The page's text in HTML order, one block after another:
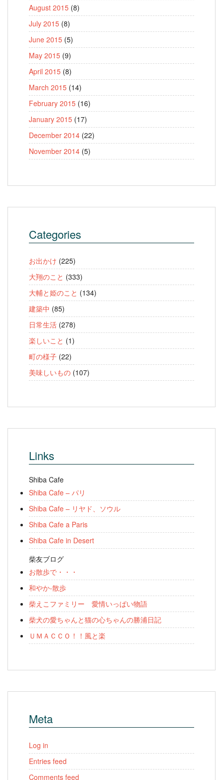
August 2015 (8)
July 2015 (8)
June 2015 (5)
May 2015 (9)
April 2015 (8)
March 2015 (14)
February 2015 (16)
January 2015 (17)
December 2014 (22)
November 2014 (5)
Categories
お出かけ (225)
大翔のこと (333)
大輔と姫のこと (134)
建築中 (85)
日常生活 (278)
楽しいこと (1)
町の様子 (22)
美味しいもの (107)
Links
Shiba Cafe
Shiba Cafe – パリ
Shiba Cafe – リヤド、ソウル
Shiba Cafe a Paris
Shiba Cafe in Desert
柴友ブログ
お散歩で・・・
和やか-散歩
柴えこファミリー 愛情いっぱい物語
柴犬の愛ちゃんと猫の心ちゃんの勝浦日記
ＵＭＡＣＣＯ！！風と楽
Meta
Log in
Entries feed
Comments feed